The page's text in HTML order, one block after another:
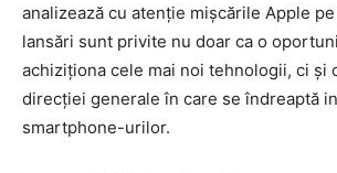
analizează cu atenție mișcările Apple
lansări sunt privite nu doar ca o
achiziționa cele mai noi tehnologii, ci și
direcției generale în care se îndreaptă
smartphone-urilor.